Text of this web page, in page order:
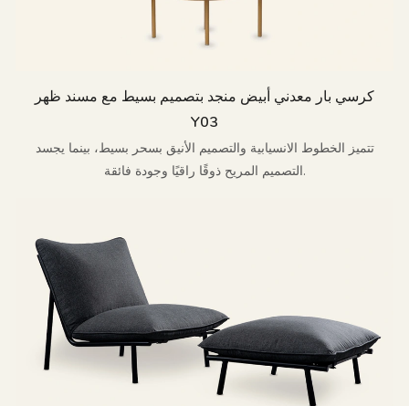
كرسي بار معدني أبيض منجد بتصميم بسيط مع مسند ظهر
Y03
تتميز الخطوط الانسيابية والتصميم الأنيق بسحر بسيط، بينما يجسد
التصميم المريح ذوقًا راقيًا وجودة فائقة.